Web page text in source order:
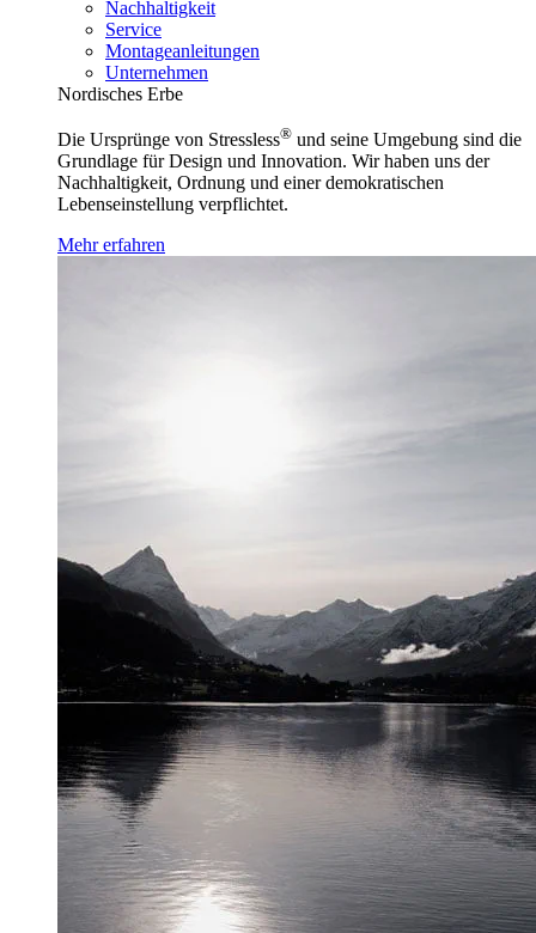
Nachhaltigkeit
Service
Montageanleitungen
Unternehmen
Nordisches Erbe
Die Ursprünge von Stressless® und seine Umgebung sind die
Grundlage für Design und Innovation. Wir haben uns der
Nachhaltigkeit, Ordnung und einer demokratischen
Lebenseinstellung verpflichtet.
Mehr erfahren